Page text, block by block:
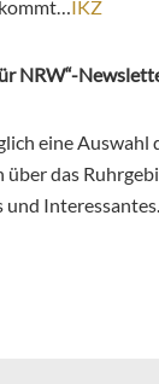
IKZ
NRW“-
eine Auswahl
das